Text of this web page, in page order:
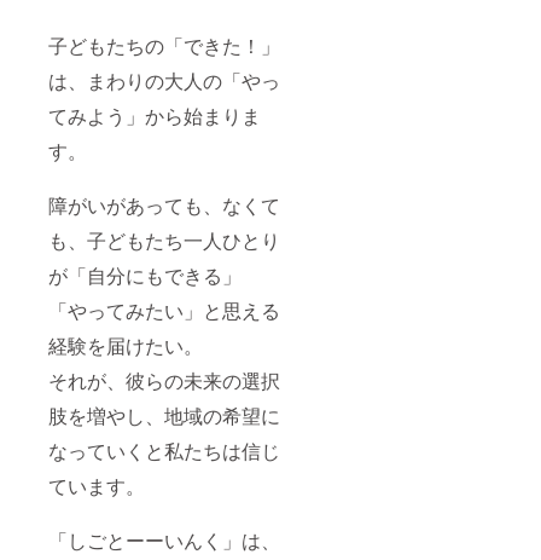
子どもたちの「できた！」
は、まわりの大人の「やっ
てみよう」から始まりま
す。
障がいがあっても、なくて
も、子どもたち一人ひとり
が「自分にもできる」
「やってみたい」と思える
経験を届けたい。
それが、彼らの未来の選択
肢を増やし、地域の希望に
なっていくと私たちは信じ
ています。
「しごとーーいんく」は、